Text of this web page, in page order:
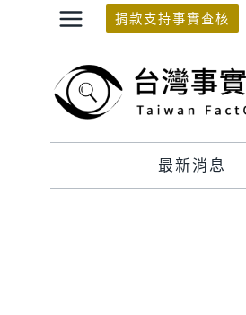
捐款支持事實查核
最新消息